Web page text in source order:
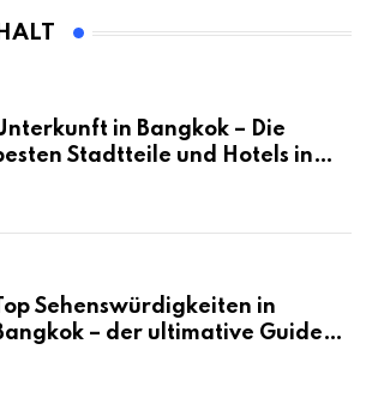
in Bangkok – Die
Stadtteile und Hotels in
Sehenswürdigkeiten in
– der ultimative Guide